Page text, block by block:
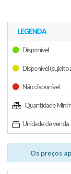
LEGENDA
Disponível
Disponível (sujeito
Não disponível
Quantidade
Unidade de venda
Os preços